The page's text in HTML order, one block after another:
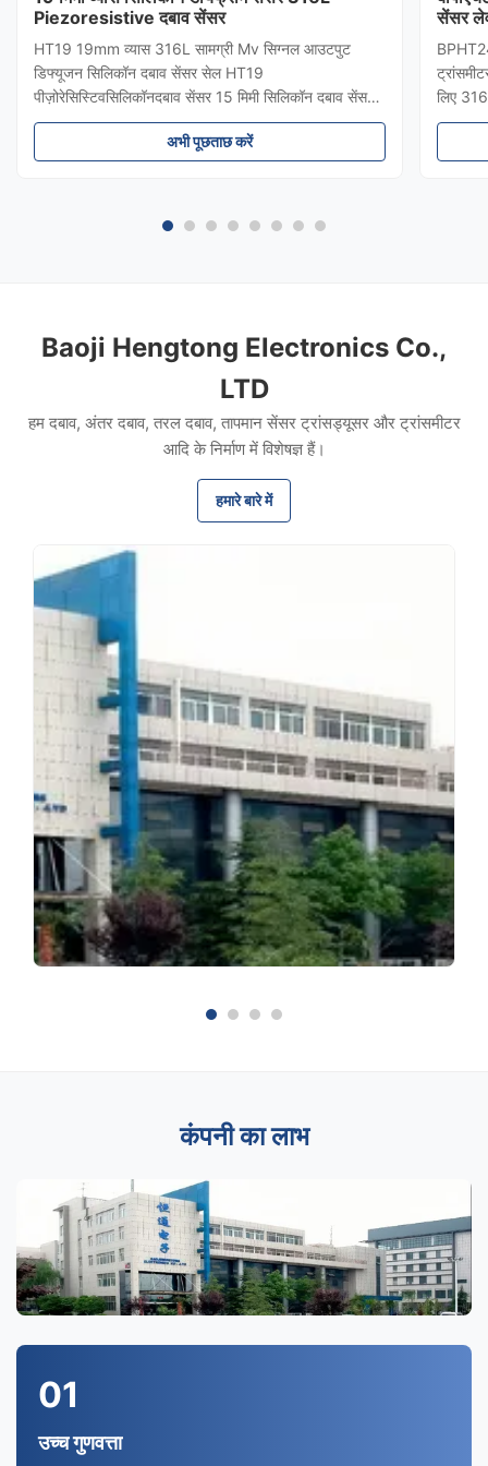
Piezoresistive दबाव सेंसर
HT19 19mm व्यास 316L सामग्री Mv सिग्नल आउटपुट
डिफ्यूजन सिलिकॉन दबाव सेंसर सेल HT19
पीज़ोरेसिस्टिवसिलिकॉनदबाव सेंसर 15 मिमी सिलिकॉन दबाव सेंसर
का परिचयः HT19 पिज़ोरेसिटिव सिलिकॉन दबाव सेंसर, मुख्य घटक
उच्च स्थिरता फैला प्रतिबिंब सिलिकॉन सेंसर तत्व है।सेंसर पैकेज
अभी पूछताछ करें
सेंसर
लिए
सुरक्षा
Baoji Hengtong Electronics Co.,
LTD
हम दबाव, अंतर दबाव, तरल दबाव, तापमान सेंसर ट्रांसड्यूसर और ट्रांसमीटर
आदि के निर्माण में विशेषज्ञ हैं।
हमारे बारे में
कंपनी का लाभ
01
उच्च गुणवत्ता